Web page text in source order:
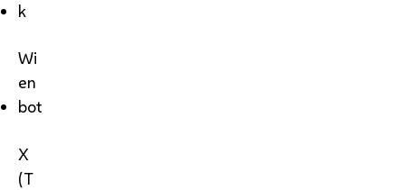
k
Wi
en
bot
X
(T